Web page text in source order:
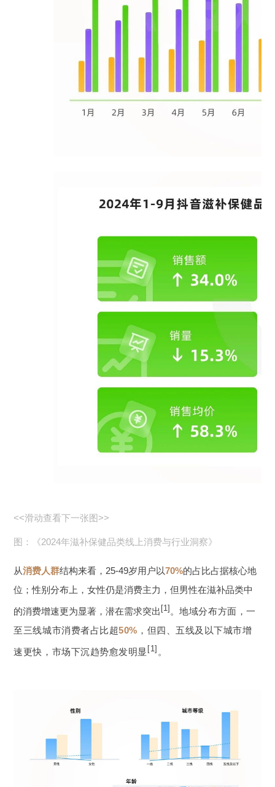
<<滑动查看下一张图>>
图：《2024年滋补保健品类线上消费与行业洞察》
从消费人群结构来看，25-49岁用户以70%的占比占据核心地
位；性别分布上，女性仍是消费主力，但男性在滋补品类中
的消费增速更为显著，潜在需求突出 [1] 。地域分布方面，一
至三线城市消费者占比超50% ，但四、五线及以下城市增
速更快，市场下沉趋势愈发明显 [1] 。